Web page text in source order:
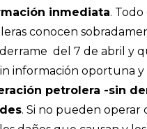
inmediata.
conocen
del 7 de abril y
información oportuna
petrolera -sin
. Si no pueden